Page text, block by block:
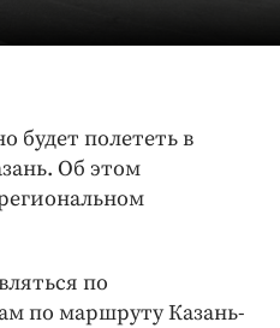
будет полететь в
Об этом
по
по маршруту Казань-